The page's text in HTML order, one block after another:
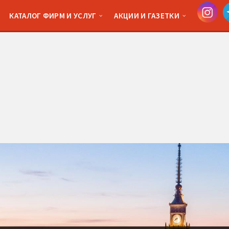
КАТАЛОГ ФИРМ И УСЛУГ АКЦИИ И ГАЗЕТКИ